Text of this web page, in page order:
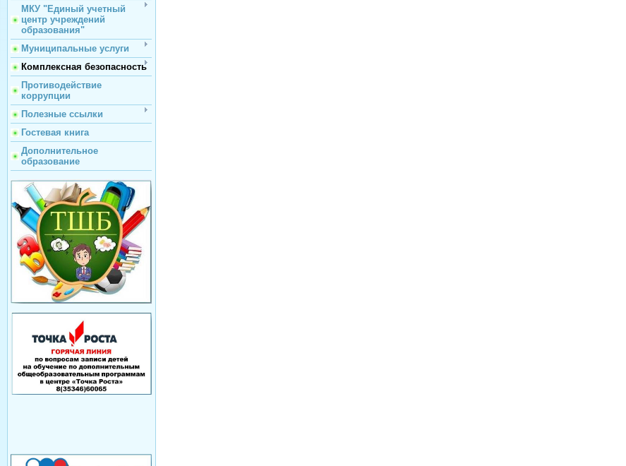
МКУ "Единый учетный
центр учреждений
образования"
Муниципальные услуги
Комплексная безопасность
Противодействие
коррупции
Полезные ссылки
Гостевая книга
Дополнительное
образование